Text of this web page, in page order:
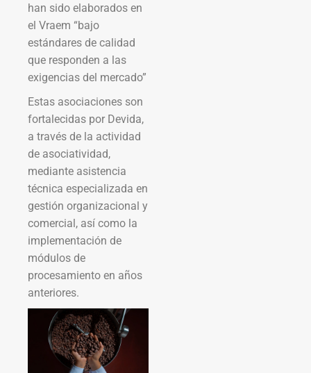
han sido elaborados en
el Vraem “bajo
estándares de calidad
que responden a las
exigencias del mercado”
Estas asociaciones son
fortalecidas por Devida,
a través de la actividad
de asociatividad,
mediante asistencia
técnica especializada en
gestión organizacional y
comercial, así como la
implementación de
módulos de
procesamiento en años
anteriores.